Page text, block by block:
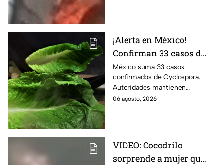
¡Alerta en México!
Confirman 33 casos de
Cyclospora; estos
estados ya reportan
contagios
México suma 33 casos
confirmados de Cyclospora.
Autoridades mantienen
vigilancia e investigan posibles
06 agosto, 2026
VIDEO: Cocodrilo
sorprende a mujer que